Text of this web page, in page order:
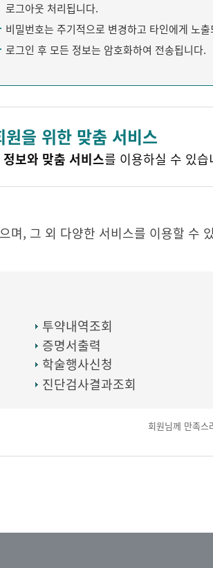
로그아웃 처리됩니다.
비밀번호는 주기적으로 변경하고 타인에게 노
로그인 후 모든 정보는 암호화하여 전송됩니다.
을 위한 맞춤 서비스
보와 맞춤 서비스를 이용하실 수 있습
며, 그 외 다양한 서비스를 이용할 수
투약내역조회
증명서출력
학술행사신청
진단검사결과조회
회원님께 만족스